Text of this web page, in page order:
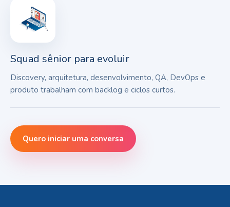
Squad sênior para evoluir
Discovery, arquitetura, desenvolvimento, QA, DevOps e
produto trabalham com backlog e ciclos curtos.
Quero iniciar uma conversa